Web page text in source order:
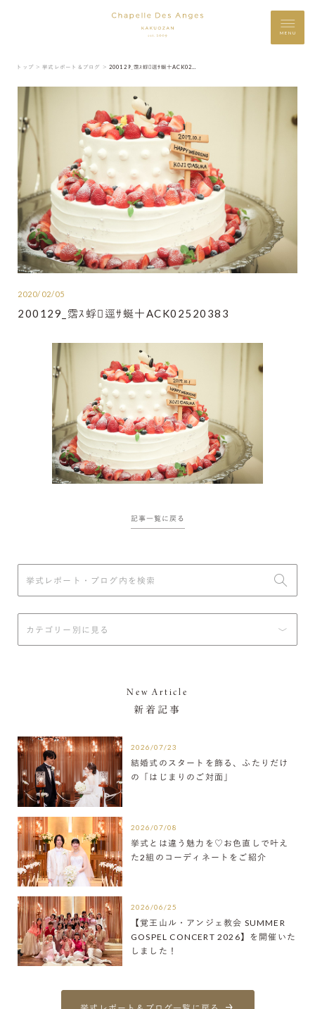
MENU
トップ ＞ 挙式レポート＆ブログ ＞
2020/02/05
200129_霑ｽ蜉逕ｻ蜒十ACK02520383
記事一覧に戻る
New Article
新着記事
2026/07/23
結婚式のスタートを飾る、ふたりだけ
の「はじまりのご対面」
2026/07/08
挙式とは違う魅力を♡お色直しで叶え
た2組のコーディネートをご紹介
2026/06/25
【覚王山ル・アンジェ教会 SUMMER
GOSPEL CONCERT 2026】を開催いた
しました！